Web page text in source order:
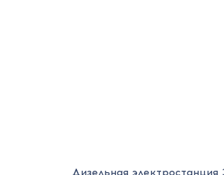
Дизельная